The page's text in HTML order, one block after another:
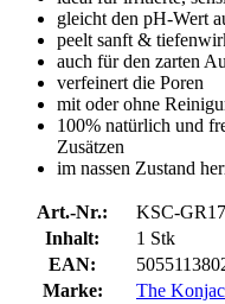
gleicht den pH-Wert
peelt sanft &
auch für den zarten
verfeinert die Poren
mit oder ohne
100% natürlich und
Zusätzen
im nassen Zustand
Art.-Nr.:
KSC-
Inhalt:
1 Stk
EAN:
Marke:
The